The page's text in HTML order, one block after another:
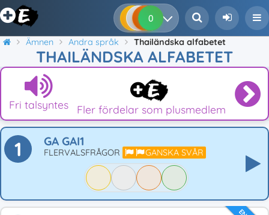
0 0 0
Ämnen Andra språk Thailändska alfabetet
THAILÄNDSKA ALFABETET
Fri talsyntes Fler fördelar som plusmedlem
1 GA GAI1
FLERVALSFRÅGOR GANSKA SVÅR